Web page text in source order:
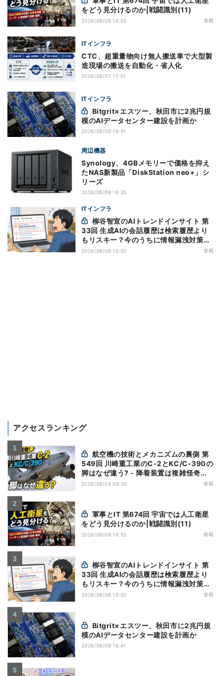
をどう見分けるのか|戦闘識別(11)
2026/08/08 16:55 連載
ITインフラ
CTC、超重量物向け無人搬送車で大型製
造現場の搬送を自動化・省人化
2026/08/07 17:01
ITインフラ
模のAIデータセンター建設を計画か
2026/08/06 16:41
周辺機器
Synology、4GBメモリーで価格を抑え
たNAS新製品「DiskStation neo+」シ
リーズ
2026/08/06 16:35
ITインフラ
33回 生成AIの会話履歴は検索履歴より
もリスキー？今のうちに情報漏洩対策を
万全にしておこう
2026/08/06 15:50 連載
アクセスランキング
549回 川崎重工業のC-2とKC/C-390の
脚はなぜ違う? - 降着装置は複雑怪奇
(5)|軍用輸送機(10)
2026/08/04 09:05 連載
をどう見分けるのか|戦闘識別(11)
2026/08/08 16:55 連載
33回 生成AIの会話履歴は検索履歴より
もリスキー？今のうちに情報漏洩対策を
万全にしておこう
2026/08/06 15:50 連載
模のAIデータセンター建設を計画か
2026/08/06 16:41